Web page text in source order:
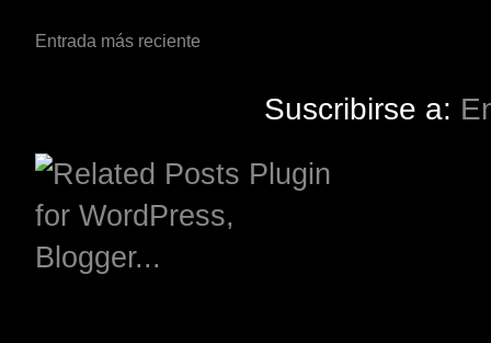
Entrada más reciente
Suscribirse a: